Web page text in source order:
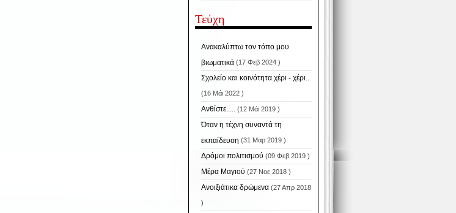
Τεύχη
Ανακαλύπτω τον τόπο μου
βιωματικά(17 Φεβ 2024 )
Σχολείο και κοινότητα χέρι - χέρι..
(16 Μάι 2022 )
Ανθίστε..... (12 Μάι 2019 )
Όταν η τέχνη συναντά τη
εκπαίδευση (31 Μαρ 2019 )
Δρόμοι πολιτισμού (09 Φεβ 2019 )
Μέρα Μαγιού (27 Νοε 2018 )
Ανοιξιάτικα δρώμενα(27 Απρ 2018
)